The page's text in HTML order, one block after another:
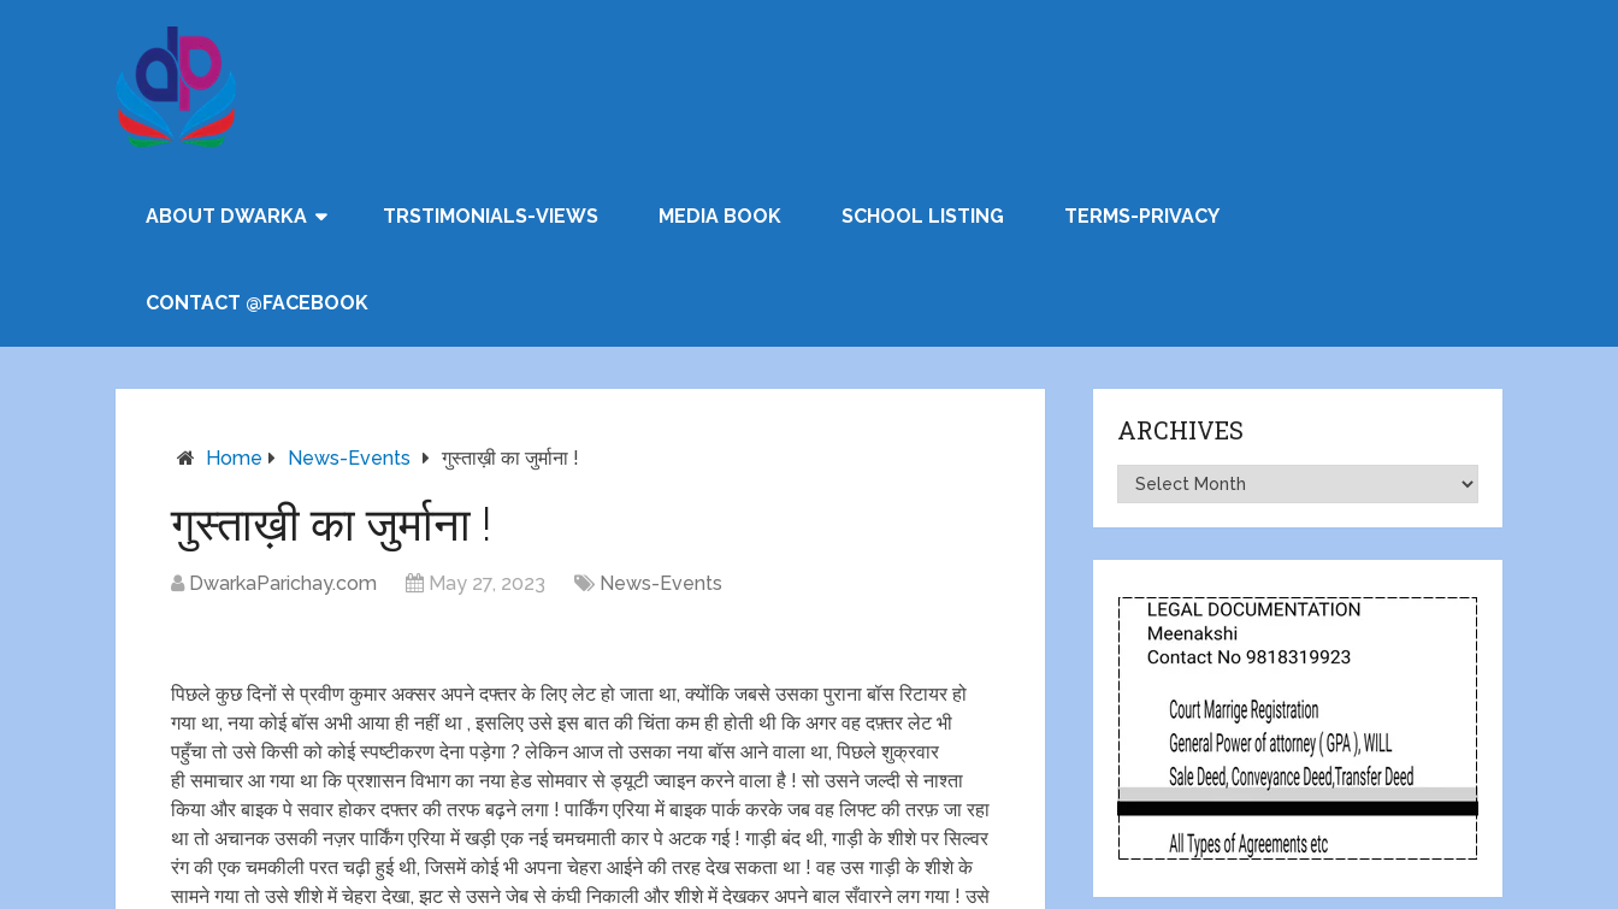
ABOUT DWARKA TRSTIMONIALS-VIEWS MEDIA BOOK SCHOOL LISTING TERMS-PRIVACY
CONTACT @FACEBOOK
Home News-Events गुस्ताख़ी का जुर्माना !
गुस्ताख़ी का जुर्माना !
DwarkaParichay.com May 27, 2023 News-Events
पिछले कुछ दिनों से प्रवीण कुमार अक्सर अपने दफ्तर के लिए लेट हो जाता था, क्योंकि जबसे उसका पुराना बॉस रिटायर हो
गया था, नया कोई बॉस अभी आया ही नहीं था , इसलिए उसे इस बात की चिंता कम ही होती थी कि अगर वह दफ़्तर लेट भी
पहुँचा तो उसे किसी को कोई स्पष्टीकरण देना पड़ेगा ? लेकिन आज तो उसका नया बॉस आने वाला था, पिछले शुक्रवार
ही समाचार आ गया था कि प्रशासन विभाग का नया हेड सोमवार से ड्यूटी ज्वाइन करने वाला है ! सो उसने जल्दी से नाश्ता
किया और बाइक पे सवार होकर दफ्तर की तरफ बढ़ने लगा ! पार्किंग एरिया में बाइक पार्क करके जब वह लिफ्ट की तरफ़ जा रहा
था तो अचानक उसकी नज़र पार्किंग एरिया में खड़ी एक नई चमचमाती कार पे अटक गई ! गाड़ी बंद थी, गाड़ी के शीशे पर सिल्वर
रंग की एक चमकीली परत चढ़ी हुई थी, जिसमें कोई भी अपना चेहरा आईने की तरह देख सकता था ! वह उस गाड़ी के शीशे के
सामने गया तो उसे शीशे में चेहरा देखा, झट से उसने जेब से कंघी निकाली और शीशे में देखकर अपने बाल सँवारने लग गया ! उसे
ARCHIVES
Archives